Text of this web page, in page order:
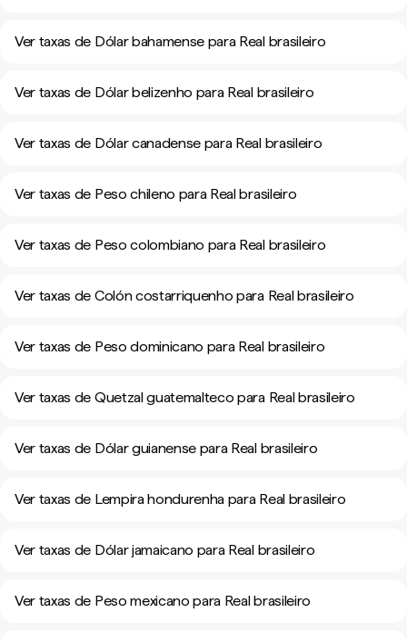
Ver taxas de Dólar bahamense para Real brasileiro
Ver taxas de Dólar belizenho para Real brasileiro
Ver taxas de Dólar canadense para Real brasileiro
Ver taxas de Peso chileno para Real brasileiro
Ver taxas de Peso colombiano para Real brasileiro
Ver taxas de Colón costarriquenho para Real brasileiro
Ver taxas de Peso dominicano para Real brasileiro
Ver taxas de Quetzal guatemalteco para Real brasileiro
Ver taxas de Dólar guianense para Real brasileiro
Ver taxas de Lempira hondurenha para Real brasileiro
Ver taxas de Dólar jamaicano para Real brasileiro
Ver taxas de Peso mexicano para Real brasileiro